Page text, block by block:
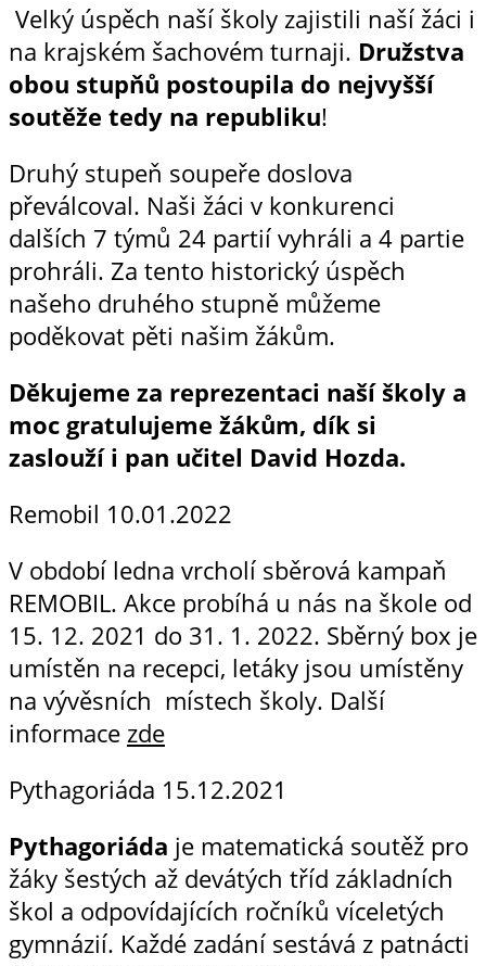
Velký úspěch naší školy zajistili naší žáci i
na krajském šachovém turnaji. Družstva
obou stupňů postoupila do nejvyšší
soutěže tedy na republiku!
Druhý stupeň soupeře doslova
převálcoval. Naši žáci v konkurenci
dalších 7 týmů 24 partií vyhráli a 4 partie
prohráli. Za tento historický úspěch
našeho druhého stupně můžeme
poděkovat pěti našim žákům.
Děkujeme za reprezentaci naší školy a
moc gratulujeme žákům, dík si
zaslouží i pan učitel David Hozda.
Remobil 10.01.2022
V období ledna vrcholí sběrová kampaň
REMOBIL. Akce probíhá u nás na škole od
15. 12. 2021 do 31. 1. 2022. Sběrný box je
umístěn na recepci, letáky jsou umístěny
na vývěsních místech školy. Další
informace zde
Pythagoriáda 15.12.2021
Pythagoriáda je matematická soutěž pro
žáky šestých až devátých tříd základních
škol a odpovídajících ročníků víceletých
gymnázií. Každé zadání sestává z patnácti